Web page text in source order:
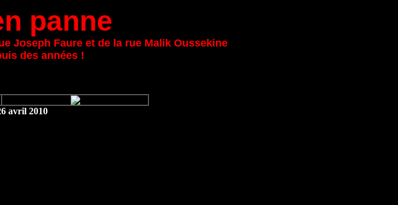
panne
Joseph Faure et de la rue Malik Oussekine
des années !
avril 2010